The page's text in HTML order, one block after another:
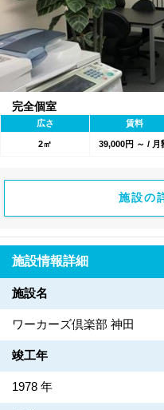
完全個室
広さ 賃料
2㎡ 39,000円 ～ / 月
施設の
施設情報詳細
施設名
ワーカーズ倶楽部 神田
竣工年
1978 年